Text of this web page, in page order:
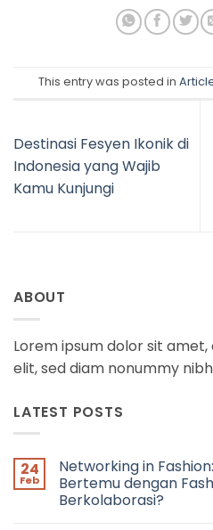
This entry was posted in
Destinasi Fesyen Ikonik di
Indonesia yang Wajib
Kamu Kunjungi
ABOUT
Lorem ipsum dolor sit
elit, sed diam nonummy
LATEST POSTS
24
Feb
Networking in
Bertemu dengan
Berkolaborasi?